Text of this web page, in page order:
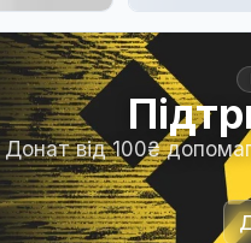
Донат від 100₴